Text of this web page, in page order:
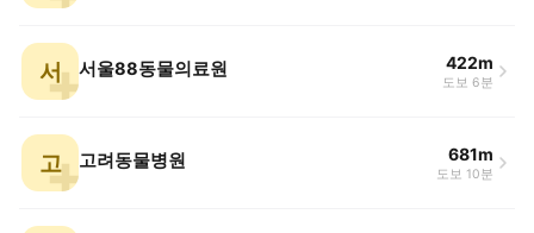
서 서울88동물의료원 422m
도보 6분
고 고려동물병원 681m
도보 10분